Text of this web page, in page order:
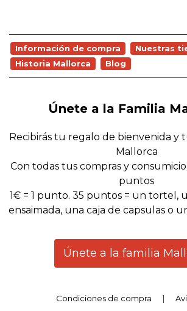
Información de compra
Nuestras
Historia Mallorca
Blog
Únete a la Familia
Recibirás tu regalo de bienvenida y
Mallorca
Con todas tus compras y
puntos
1€ = 1 punto. 35 puntos = un tortel,
ensaimada, una caja de capsulas o
Únete a la familia
Condiciones de compra |